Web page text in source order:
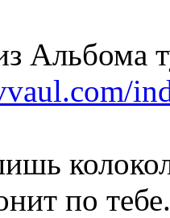
Альбома
по